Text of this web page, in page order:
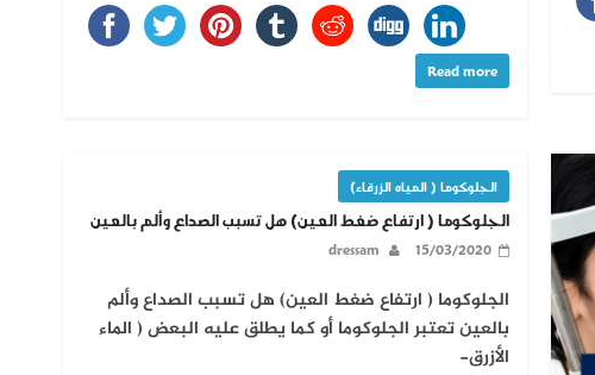
Read more
الجلوكوما ( المياه الزرقاء)
الجلوكوما ( ارتفاع ضغط العين) هل تسبب الصداع وألم بالعين
15/03/2020
dressam
الجلوكوما ( ارتفاع ضغط العين) هل تسبب الصداع وألم
بالعين تعتبر الجلوكوما أو كما يطلق عليه البعض ( الماء
الأزرق-